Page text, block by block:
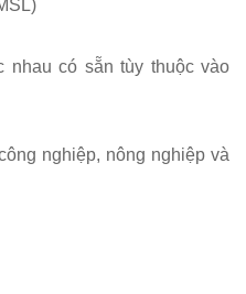
nhau có sẵn tùy thuộc vào
nghiệp, nông nghiệp và